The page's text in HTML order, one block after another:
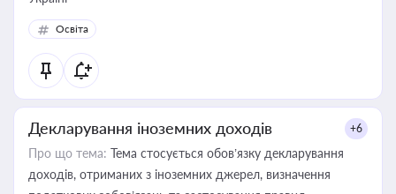
Освіта
Декларування іноземних доходів +6
Про що тема: Тема стосується обов’язку декларування
доходів, отриманих з іноземних джерел, визначення